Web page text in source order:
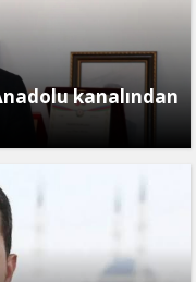
kanalından